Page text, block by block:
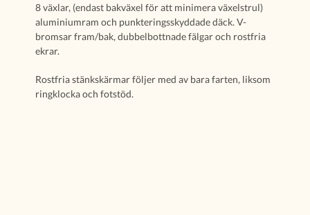
8 växlar, (endast bakväxel för att minimera växelstrul)
aluminiumram och punkteringsskyddade däck. V-
bromsar fram/bak, dubbelbottnade fälgar och rostfria
ekrar.
Rostfria stänkskärmar följer med av bara farten, liksom
ringklocka och fotstöd.